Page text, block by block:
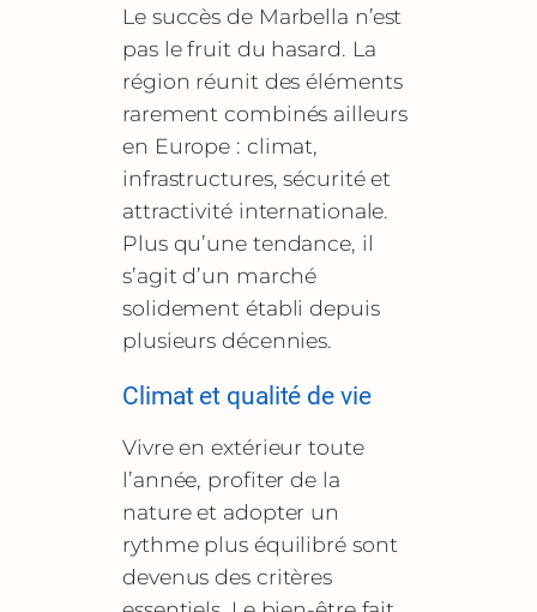
Le succès de Marbella n’est
pas le fruit du hasard. La
région réunit des éléments
rarement combinés ailleurs
en Europe : climat,
infrastructures, sécurité et
attractivité internationale.
Plus qu’une tendance, il
s’agit d’un marché
solidement établi depuis
plusieurs décennies.
Climat et qualité de vie
Vivre en extérieur toute
l’année, profiter de la
nature et adopter un
rythme plus équilibré sont
devenus des critères